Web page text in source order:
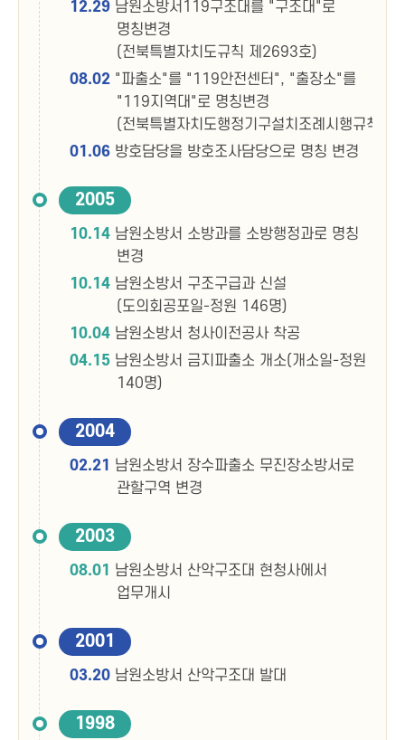
12.29 남원소방서119구조대를 "구조대"로
명칭변경
(전북특별자치도규칙 제2693호)
08.02 "파출소"를 "119안전센터", "출장소"를
"119지역대"로 명칭변경
(전북특별자치도행정기구설치조례시행규칙개
01.06 방호담당을 방호조사담당으로 명칭 변경
2005
10.14 남원소방서 소방과를 소방행정과로 명칭
변경
10.14 남원소방서 구조구급과 신설
(도의회공포일-정원 146명)
10.04 남원소방서 청사이전공사 착공
04.15 남원소방서 금지파출소 개소(개소일-정원
140명)
2004
02.21
남원소방서 장수파출소 무진장소방서로
관할구역 변경
2003
08.01
남원소방서 산악구조대 현청사에서
업무개시
2001
03.20 남원소방서 산악구조대 발대
1998